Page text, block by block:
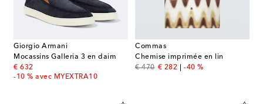
Giorgio Armani
Mocassins Galleria 3 en daim
€ 632
original price
-10 % avec MYEXTRA10
Commas
Chemise imprimée en lin
€ 470
original price
€ 282
discount price
-40 %